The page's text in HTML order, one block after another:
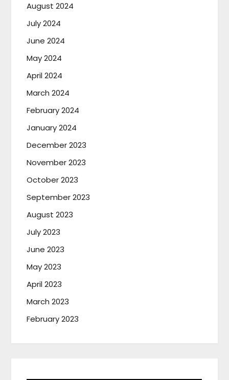
August 2024
July 2024
June 2024
May 2024
April 2024
March 2024
February 2024
January 2024
December 2023
November 2023
October 2023
September 2023
August 2023
July 2023
June 2023
May 2023
April 2023
March 2023
February 2023